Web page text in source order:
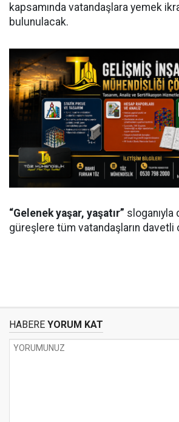
kapsamında vatandaşlara yemek
bulunulacak.
“Gelenek yaşar, yaşatır”
güreşlere tüm vatandaşların
HABERE YORUM KAT